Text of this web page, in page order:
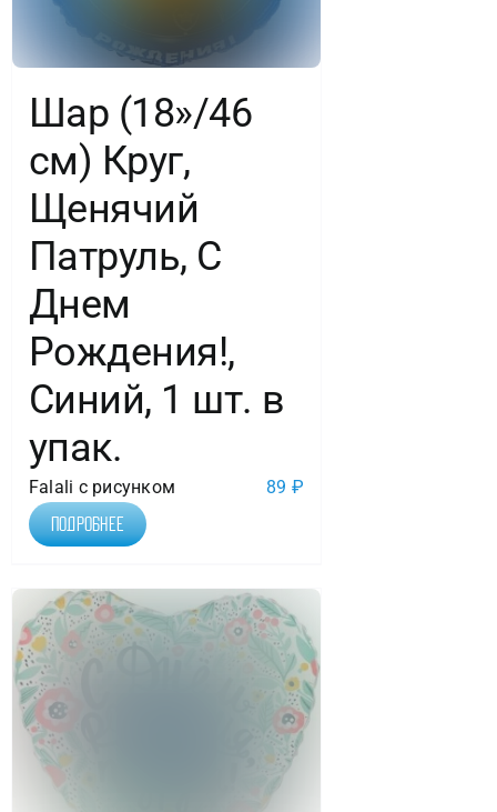
Черный,
1
шт.
в
упак.
Шар (18»/46
см) Круг,
Щенячий
Патруль, С
Днем
Рождения!,
Синий, 1 шт. в
упак.
Falali с рисунком 89 ₽
Подробнее